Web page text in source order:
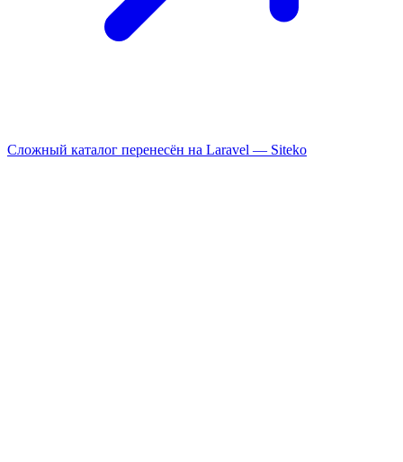
Сложный каталог перенесён на Laravel — Siteko